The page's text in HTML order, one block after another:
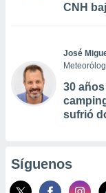
CNH
José
30
sufrió
Síguenos